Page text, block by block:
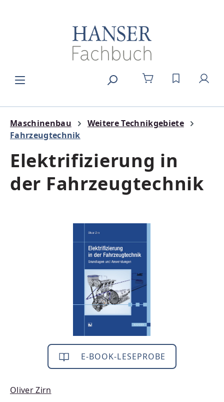
DU HAST 0
Maschinenbau
Weitere Technikgebiete
Fahrzeugtechnik
Elektrifizierung in
der Fahrzeugtechnik
Bildergalerie überspringen
E-BOOK-LESEPROBE
Oliver Zirn